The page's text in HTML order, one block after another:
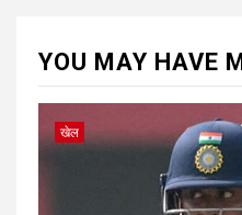
YOU MAY HAVE
खेल